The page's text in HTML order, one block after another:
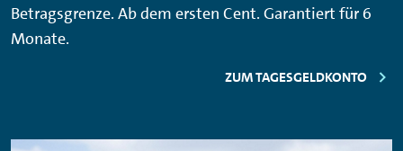
Betragsgrenze. Ab dem ersten Cent. Garantiert für 6
Monate.
ZUM TAGESGELDKONTO